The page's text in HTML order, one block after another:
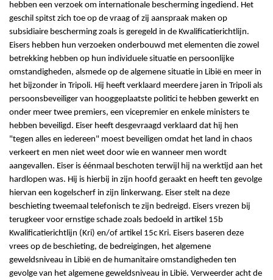
hebben een verzoek om internationale bescherming ingediend. Het
geschil spitst zich toe op de vraag of zij aanspraak maken op
subsidiaire bescherming zoals is geregeld in de Kwalificatierichtlijn.
Eisers hebben hun verzoeken onderbouwd met elementen die zowel
betrekking hebben op hun individuele situatie en persoonlijke
omstandigheden, alsmede op de algemene situatie in Libië en meer in
het bijzonder in Tripoli. Hij heeft verklaard meerdere jaren in Tripoli als
persoonsbeveiliger van hooggeplaatste politici te hebben gewerkt en
onder meer twee premiers, een vicepremier en enkele ministers te
hebben beveiligd. Eiser heeft desgevraagd verklaard dat hij hen
"tegen alles en iedereen" moest beveiligen omdat het land in chaos
verkeert en men niet weet door wie en wanneer men wordt
aangevallen. Eiser is éénmaal beschoten terwijl hij na werktijd aan het
hardlopen was. Hij is hierbij in zijn hoofd geraakt en heeft ten gevolge
hiervan een kogelscherf in zijn linkerwang. Eiser stelt na deze
beschieting tweemaal telefonisch te zijn bedreigd. Eisers vrezen bij
terugkeer voor ernstige schade zoals bedoeld in artikel 15b
Kwalificatierichtlijn (Kri) en/of artikel 15c Kri. Eisers baseren deze
vrees op de beschieting, de bedreigingen, het algemene
geweldsniveau in Libië en de humanitaire omstandigheden ten
gevolge van het algemene geweldsniveau in Libië. Verweerder acht de